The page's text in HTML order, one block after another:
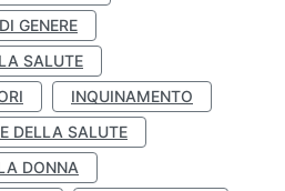
GENERE
SALUTE
INQUINAMENTO
DELLA SALUTE
DONNA